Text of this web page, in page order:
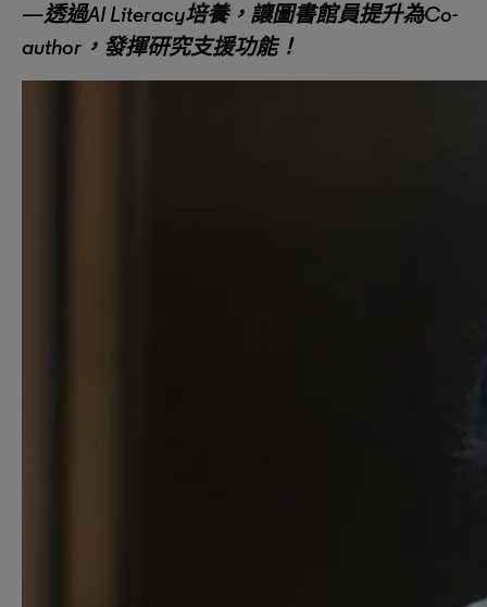
—透過AI Literacy培養，讓圖書館員提升為Co-
author，發揮研究支援功能！